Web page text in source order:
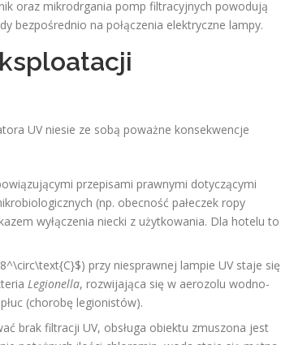
oraz mikrodrgania pomp filtracyjnych powodują
bezpośrednio na połączenia elektryczne lampy.
UV niesie ze sobą poważne konsekwencje
przepisami prawnymi dotyczącymi
(np. obecność pałeczek ropy
wyłączenia niecki z użytkowania. Dla hotelu to
przy niesprawnej lampie UV staje się
Legionella, rozwijająca się w aerozolu wodno-
(chorobę legionistów).
brak filtracji UV, obsługa obiektu zmuszona jest